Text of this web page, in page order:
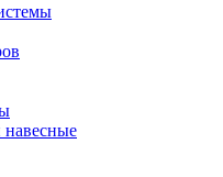
навесные